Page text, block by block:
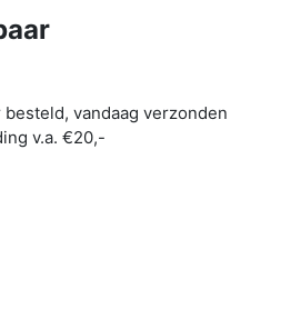
besteld, vandaag verzonden
v.a. €20,-